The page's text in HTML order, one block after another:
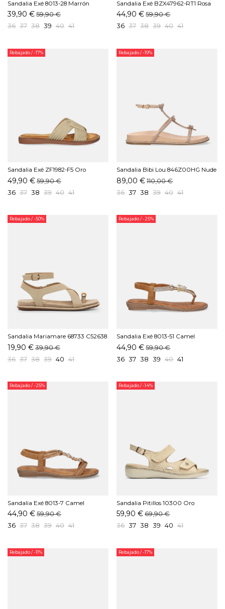
Sandalia Exé 8013-28 Marrón
39,90 €59,90 €
36 37 38 39 40 41
Sandalia Exé BZX47962-RT1 Rosa
44,90 € 59,90 €
36 37 38 39 40 41
Rebajado/ -17%
Sandalia Exé ZF1982-F5 Oro
49,90 €59,90 €
36 37 38 39 40 41
Rebajado/ -19%
Sandalia Bibi Lou 846Z00HG Nude
89,00 € 110,00 €
36 37 38 39 40 41
Rebajado/ -50%
Sandalia Mariamare 68733 C52638
Crema
19,90 €39,90 €
36 37 38 39 40 41
Rebajado/ -25%
Sandalia Exé 8013-51 Camel
44,90 € 59,90 €
36 37 38 39 40 41
Rebajado/ -25%
Sandalia Exé 8013-7 Camel
44,90 €59,90 €
36 37 38 39 40 41
Rebajado/ -14%
Sandalia Pitillos 10300 Oro
59,90 € 69,90 €
36 37 38 39 40 41
Rebajado/ -11% Rebajado/ -17%